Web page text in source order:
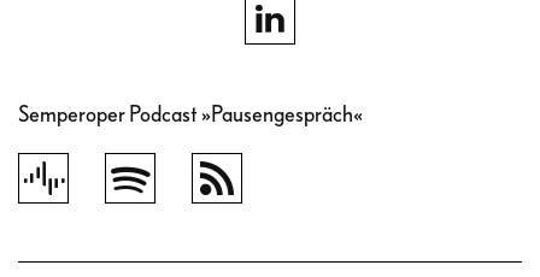
Semperoper Podcast »Pausengespräch«